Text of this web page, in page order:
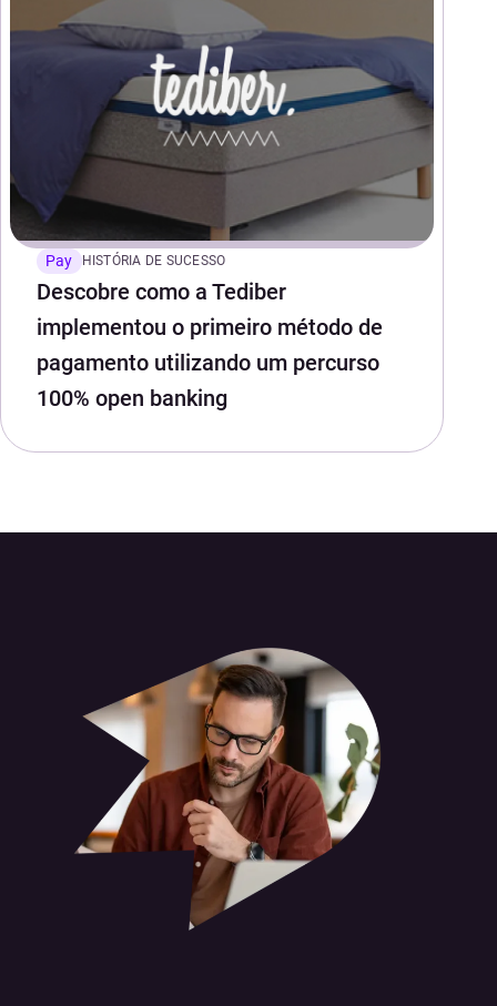
Pay HISTÓRIA DE SUCESSO
Descobre como a Tediber
implementou o primeiro método de
pagamento utilizando um percurso
100% open banking